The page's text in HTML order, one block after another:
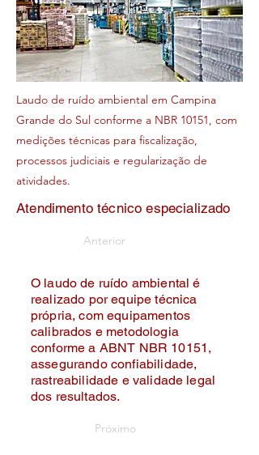
Laudo de ruído ambiental em Campina
Grande do Sul conforme a NBR 10151, com
medições técnicas para fiscalização,
processos judiciais e regularização de
atividades.
Atendimento técnico especializado
Anterior
O laudo de ruído ambiental é
realizado por equipe técnica
própria, com equipamentos
calibrados e metodologia
conforme a ABNT NBR 10151,
assegurando confiabilidade,
rastreabilidade e validade legal
dos resultados.
Próximo